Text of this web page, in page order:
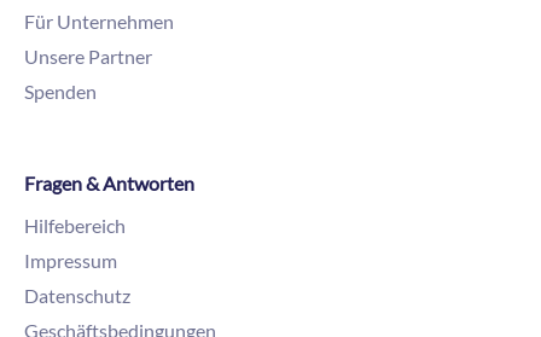
Für Unternehmen
Unsere Partner
Spenden
Fragen & Antworten
Hilfebereich
Impressum
Datenschutz
Geschäftsbedingungen